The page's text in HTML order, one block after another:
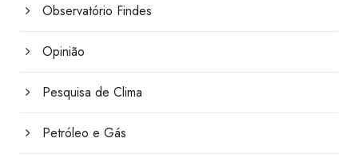
Observatório Findes
Opinião
Pesquisa de Clima
Petróleo e Gás